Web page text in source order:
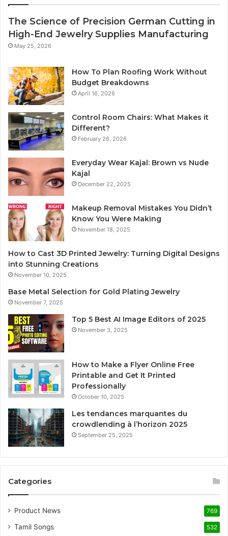
The Science of Precision German Cutting in
High-End Jewelry Supplies Manufacturing
May 25, 2026
How To Plan Roofing Work Without
Budget Breakdowns
April 16, 2026
Control Room Chairs: What Makes it
Different?
February 26, 2026
Everyday Wear Kajal: Brown vs Nude
Kajal
December 22, 2025
Makeup Removal Mistakes You Didn’t
Know You Were Making
November 18, 2025
How to Cast 3D Printed Jewelry: Turning Digital Designs
into Stunning Creations
November 10, 2025
Base Metal Selection for Gold Plating Jewelry
November 7, 2025
Top 5 Best AI Image Editors of 2025
November 3, 2025
How to Make a Flyer Online Free
Printable and Get It Printed
Professionally
October 10, 2025
Les tendances marquantes du
crowdlending à l’horizon 2025
September 25, 2025
Categories
Product News 769
Tamil Songs 532